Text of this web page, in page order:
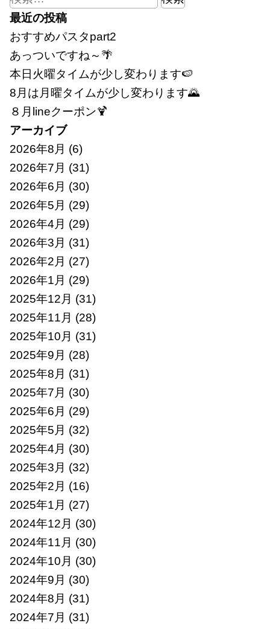
索:
最近の投稿
おすすめパスタpart2
あっついですね～🌴
本日火曜タイムが少し変わります🍉
8月は月曜タイムが少し変わります🌄
８月lineクーポン🍹
アーカイブ
2026年8月 (6)
2026年7月 (31)
2026年6月 (30)
2026年5月 (29)
2026年4月 (29)
2026年3月 (31)
2026年2月 (27)
2026年1月 (29)
2025年12月 (31)
2025年11月 (28)
2025年10月 (31)
2025年9月 (28)
2025年8月 (31)
2025年7月 (30)
2025年6月 (29)
2025年5月 (32)
2025年4月 (30)
2025年3月 (32)
2025年2月 (16)
2025年1月 (27)
2024年12月 (30)
2024年11月 (30)
2024年10月 (30)
2024年9月 (30)
2024年8月 (31)
2024年7月 (31)